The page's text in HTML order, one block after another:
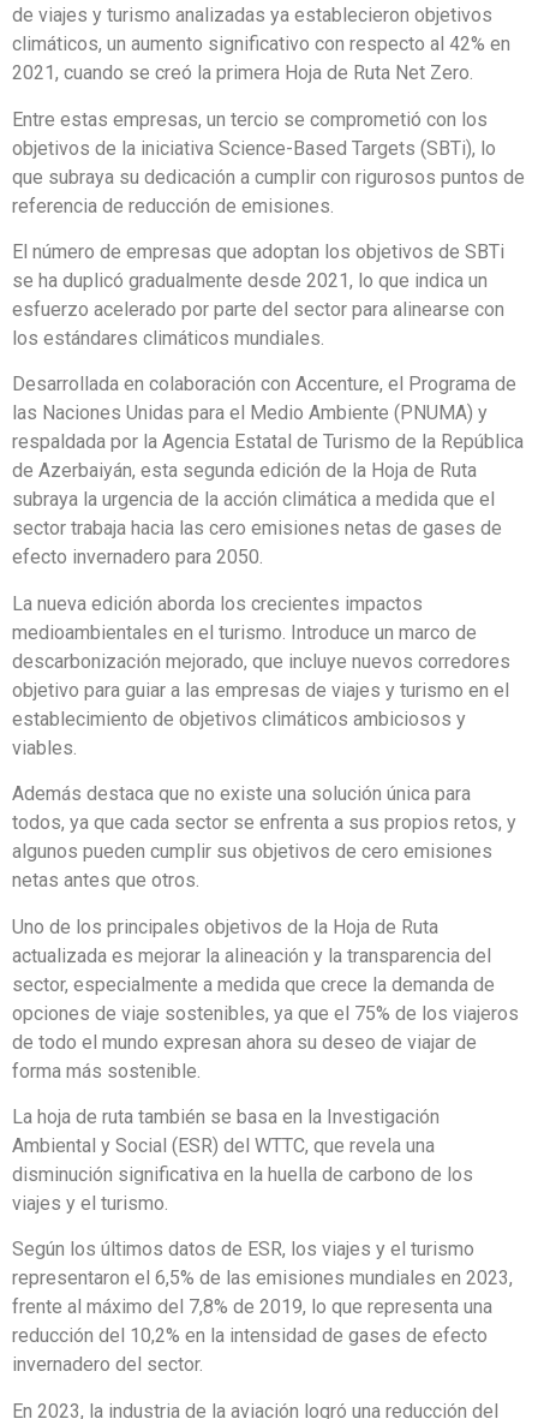
de viajes y turismo analizadas ya establecieron objetivos
climáticos, un aumento significativo con respecto al 42% en
2021, cuando se creó la primera Hoja de Ruta Net Zero.
Entre estas empresas, un tercio se comprometió con los
objetivos de la iniciativa Science-Based Targets (SBTi), lo
que subraya su dedicación a cumplir con rigurosos puntos de
referencia de reducción de emisiones.
El número de empresas que adoptan los objetivos de SBTi
se ha duplicó gradualmente desde 2021, lo que indica un
esfuerzo acelerado por parte del sector para alinearse con
los estándares climáticos mundiales.
Desarrollada en colaboración con Accenture, el Programa de
las Naciones Unidas para el Medio Ambiente (PNUMA) y
respaldada por la Agencia Estatal de Turismo de la República
de Azerbaiyán, esta segunda edición de la Hoja de Ruta
subraya la urgencia de la acción climática a medida que el
sector trabaja hacia las cero emisiones netas de gases de
efecto invernadero para 2050.
La nueva edición aborda los crecientes impactos
medioambientales en el turismo. Introduce un marco de
descarbonización mejorado, que incluye nuevos corredores
objetivo para guiar a las empresas de viajes y turismo en el
establecimiento de objetivos climáticos ambiciosos y
viables.
Además destaca que no existe una solución única para
todos, ya que cada sector se enfrenta a sus propios retos, y
algunos pueden cumplir sus objetivos de cero emisiones
netas antes que otros.
Uno de los principales objetivos de la Hoja de Ruta
actualizada es mejorar la alineación y la transparencia del
sector, especialmente a medida que crece la demanda de
opciones de viaje sostenibles, ya que el 75% de los viajeros
de todo el mundo expresan ahora su deseo de viajar de
forma más sostenible.
La hoja de ruta también se basa en la Investigación
Ambiental y Social (ESR) del WTTC, que revela una
disminución significativa en la huella de carbono de los
viajes y el turismo.
Según los últimos datos de ESR, los viajes y el turismo
representaron el 6,5% de las emisiones mundiales en 2023,
frente al máximo del 7,8% de 2019, lo que representa una
reducción del 10,2% en la intensidad de gases de efecto
invernadero del sector.
En 2023, la industria de la aviación logró una reducción del